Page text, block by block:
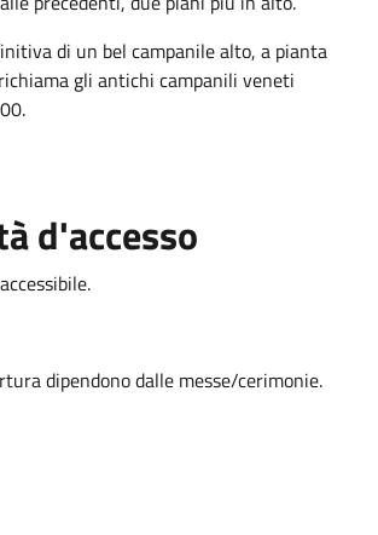
di un bel campanile alto, a pianta
gli antichi campanili veneti
d'accesso
dipendono dalle messe/cerimonie.